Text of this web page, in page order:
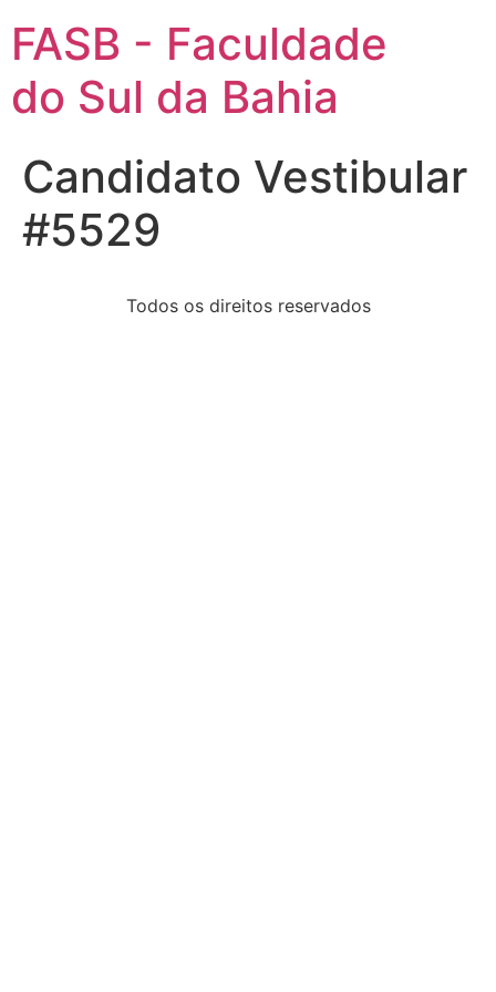
FASB - Faculdade
do Sul da Bahia
Candidato Vestibular
#5529
Todos os direitos reservados